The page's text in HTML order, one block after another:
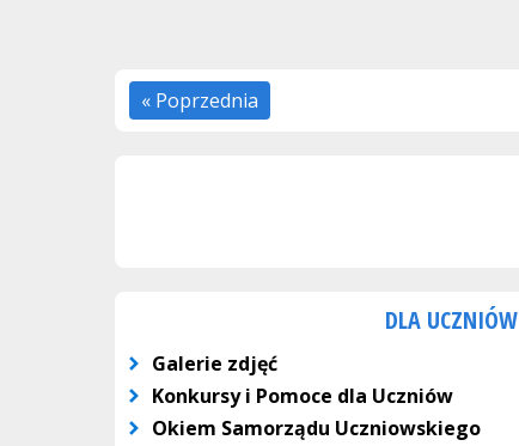
« Poprzednia
DLA UCZNIÓW
Galerie zdjęć
Konkursy i Pomoce dla Uczniów
Okiem Samorządu Uczniowskiego